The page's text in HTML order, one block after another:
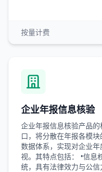
按量计费
企业年报信息核验
企业年报信息核验产品
口，将分散在年报各模
数据体系，实现对企业
视。其特点包括： •信息
统，具有法律效力与公